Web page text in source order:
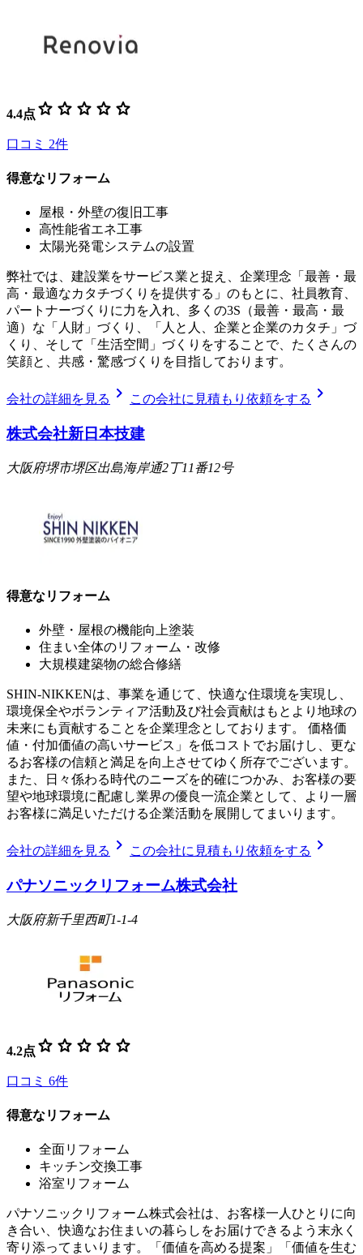
4.4点 star star star star star
口コミ 2件
得意なリフォーム
屋根・外壁の復旧工事
高性能省エネ工事
太陽光発電システムの設置
弊社では、建設業をサービス業と捉え、企業理念「最善・最
高・最適なカタチづくりを提供する」のもとに、社員教育、
パートナーづくりに力を入れ、多くの3S（最善・最高・最
適）な「人財」づくり、「人と人、企業と企業のカタチ」づ
くり、そして「生活空間」づくりをすることで、たくさんの
笑顔と、共感・驚感づくりを目指しております。
会社の詳細を見る chevron_right この会社に見積もり依頼をする chevron_right
株式会社新日本技建
大阪府堺市堺区出島海岸通2丁11番12号
得意なリフォーム
外壁・屋根の機能向上塗装
住まい全体のリフォーム・改修
大規模建築物の総合修繕
SHIN-NIKKENは、事業を通じて、快適な住環境を実現し、
環境保全やボランティア活動及び社会貢献はもとより地球の
未来にも貢献することを企業理念としております。 価格価
値・付加価値の高いサービス」を低コストでお届けし、更な
るお客様の信頼と満足を向上させてゆく所存でございます。
また、日々係わる時代のニーズを的確につかみ、お客様の要
望や地球環境に配慮し業界の優良一流企業として、より一層
お客様に満足いただける企業活動を展開してまいります。
会社の詳細を見る chevron_right この会社に見積もり依頼をする chevron_right
パナソニックリフォーム株式会社
大阪府新千里西町1-1-4
4.2点 star star star star star
口コミ 6件
得意なリフォーム
全面リフォーム
キッチン交換工事
浴室リフォーム
パナソニックリフォーム株式会社は、お客様一人ひとりに向
き合い、快適なお住まいの暮らしをお届けできるよう末永く
寄り添ってまいります。「価値を高める提案」「価値を生む